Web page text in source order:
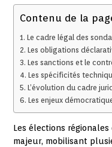
Contenu de la
Le cadre légal des
Les obligations
Les sanctions et le
Les spécificités
L’évolution du cadre
Les enjeux
Les élections
majeur, mobilisant